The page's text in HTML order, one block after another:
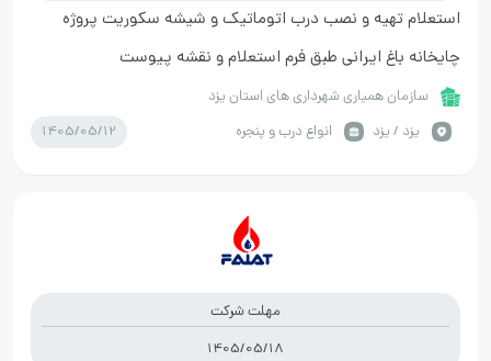
استعلام تهیه و نصب درب اتوماتیک و شیشه سکوریت پروژه
چایخانه باغ ایرانی طبق فرم استعلام و نقشه پیوست
سازمان همیاری شهرداری های استان یزد
يزد / یزد
انواع درب و پنجره 1405/05/12
مهلت شرکت
1405/05/18